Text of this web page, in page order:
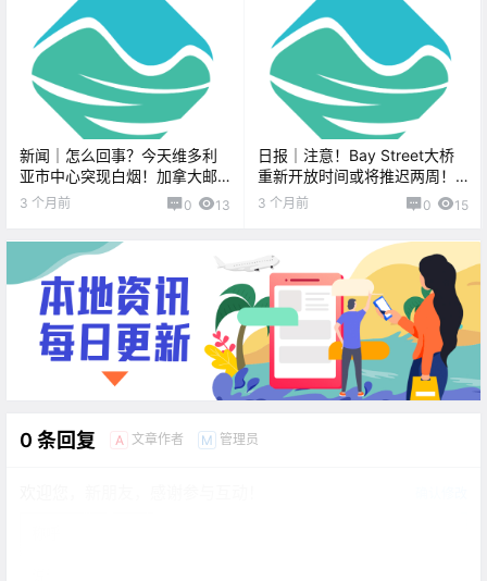
新闻｜怎么回事？今天维多利
亚市中心突现白烟！加拿大邮
政逐步取消送信上门服务，温
哥华岛不在首批名单中！
3 个月前 0 13
日报｜注意！Bay Street大桥
重新开放时间或将推迟两周！
维多利亚市地税调整，商业与
住宅税率比向3:1靠近！
3 个月前 0 15
0 条回复 A 文章作者 M 管理员